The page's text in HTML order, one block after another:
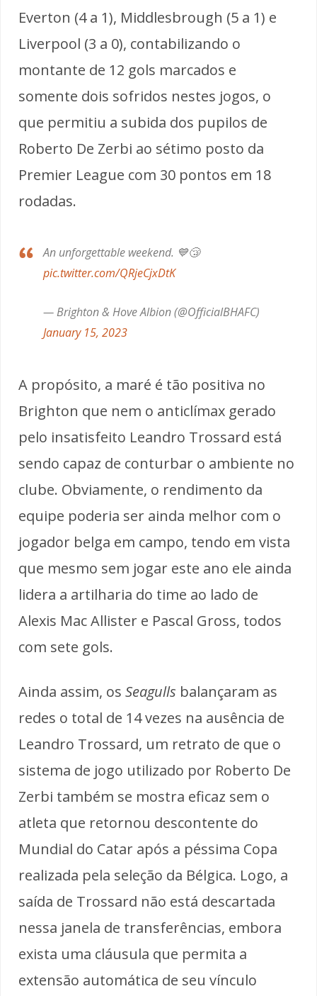
Everton (4 a 1), Middlesbrough (5 a 1) e
Liverpool (3 a 0), contabilizando o
montante de 12 gols marcados e
somente dois sofridos nestes jogos, o
que permitiu a subida dos pupilos de
Roberto De Zerbi ao sétimo posto da
Premier League com 30 pontos em 18
rodadas.
An unforgettable weekend. 💙😴
pic.twitter.com/QRjeCjxDtK
— Brighton & Hove Albion (@OfficialBHAFC)
January 15, 2023
A propósito, a maré é tão positiva no
Brighton que nem o anticlímax gerado
pelo insatisfeito Leandro Trossard está
sendo capaz de conturbar o ambiente no
clube. Obviamente, o rendimento da
equipe poderia ser ainda melhor com o
jogador belga em campo, tendo em vista
que mesmo sem jogar este ano ele ainda
lidera a artilharia do time ao lado de
Alexis Mac Allister e Pascal Gross, todos
com sete gols.
Ainda assim, os Seagulls balançaram as
redes o total de 14 vezes na ausência de
Leandro Trossard, um retrato de que o
sistema de jogo utilizado por Roberto De
Zerbi também se mostra eficaz sem o
atleta que retornou descontente do
Mundial do Catar após a péssima Copa
realizada pela seleção da Bélgica. Logo, a
saída de Trossard não está descartada
nessa janela de transferências, embora
exista uma cláusula que permita a
extensão automática de seu vínculo